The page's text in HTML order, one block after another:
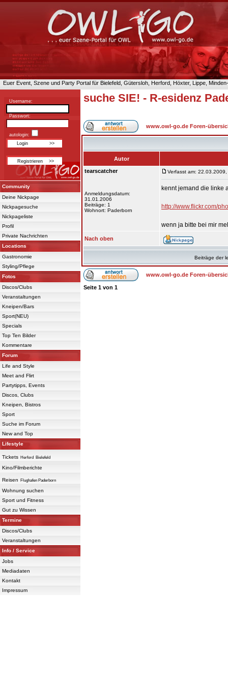
Euer Event, Szene und Party Portal für Bielefeld, Gütersloh, Herford, Höxter, Lippe,
Username:
Passwort:
autologin:
Community
Deine Nickpage
Nickpagesuche
Nickpageliste
Profil
Private Nachrichten
Locations
Gastronomie
Styling/Pflege
Fotos
Discos/Clubs
Veranstaltungen
Kneipen/Bars
Sport(NEU)
Specials
Top Ten Bilder
Kommentare
Forum
Life and Style
Meet and Flirt
Partytipps, Events
Discos, Clubs
Kneipen, Bistros
Sport
Suche im Forum
New and Top
Lifestyle
Tickets Herford Bielefeld
Kino/Filmberichte
Reisen Flughafen Paderborn
Wohnung suchen
Sport und Fitness
Gut zu Wissen
Termine
Discos/Clubs
Veranstaltungen
Info / Service
Jobs
Mediadaten
Kontakt
Impressum
suche SIE! - R-esidenz
www.owl-go.de Foren-
Autor
tearscatcher
Anmeldungsdatum:
31.01.2006
Beiträge: 1
Wohnort: Paderborn
Verfasst am:
kennt jemand die linke
http://www.flickr.com/
wenn ja bitte bei mir
Nach oben
Beiträge der
www.owl-go.de Foren-
Seite 1 von 1